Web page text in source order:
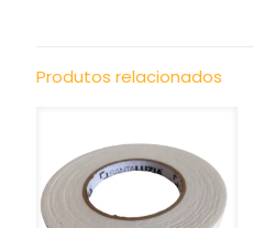
Produtos relacionados